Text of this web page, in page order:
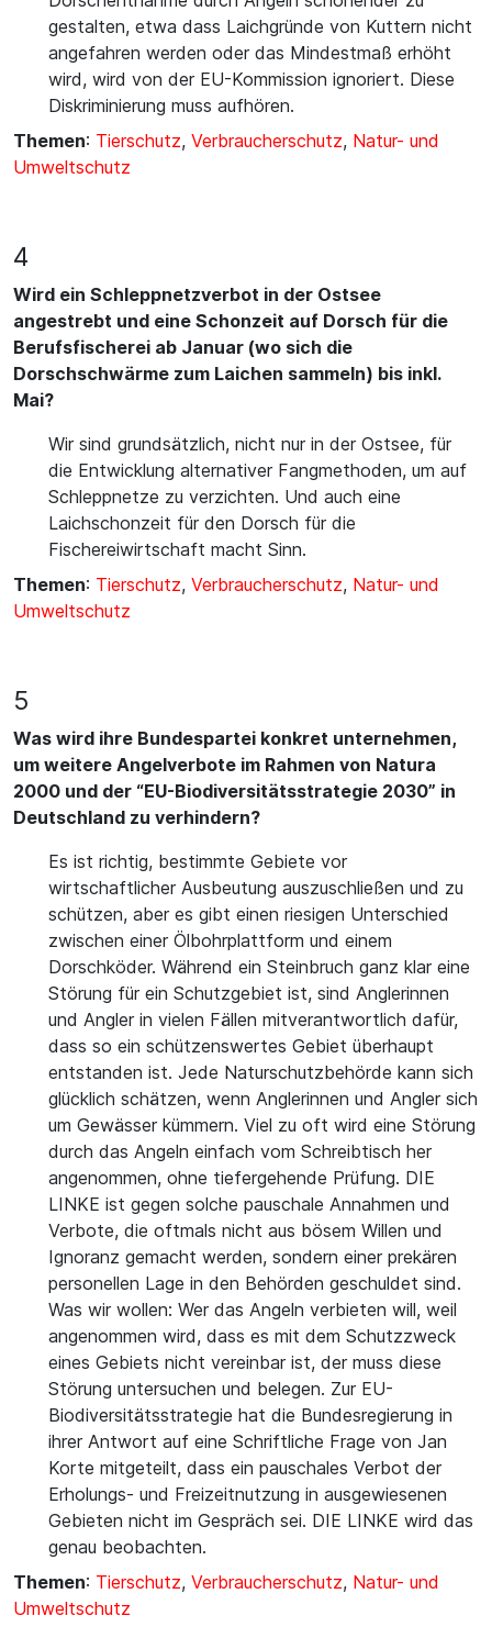
gestalten, etwa dass Laichgründe von Kuttern nicht
angefahren werden oder das Mindestmaß erhöht
wird, wird von der EU-Kommission ignoriert. Diese
Diskriminierung muss aufhören.
Themen: Tierschutz, Verbraucherschutz, Natur- und
Umweltschutz
4
Wird ein Schleppnetzverbot in der Ostsee
angestrebt und eine Schonzeit auf Dorsch für die
Berufsfischerei ab Januar (wo sich die
Dorschschwärme zum Laichen sammeln) bis inkl.
Mai?
Wir sind grundsätzlich, nicht nur in der Ostsee, für
die Entwicklung alternativer Fangmethoden, um auf
Schleppnetze zu verzichten. Und auch eine
Laichschonzeit für den Dorsch für die
Fischereiwirtschaft macht Sinn.
Themen: Tierschutz, Verbraucherschutz, Natur- und
Umweltschutz
5
Was wird ihre Bundespartei konkret unternehmen,
um weitere Angelverbote im Rahmen von Natura
2000 und der “EU-Biodiversitätsstrategie 2030” in
Deutschland zu verhindern?
Es ist richtig, bestimmte Gebiete vor
wirtschaftlicher Ausbeutung auszuschließen und zu
schützen, aber es gibt einen riesigen Unterschied
zwischen einer Ölbohrplattform und einem
Dorschköder. Während ein Steinbruch ganz klar eine
Störung für ein Schutzgebiet ist, sind Anglerinnen
und Angler in vielen Fällen mitverantwortlich dafür,
dass so ein schützenswertes Gebiet überhaupt
entstanden ist. Jede Naturschutzbehörde kann sich
glücklich schätzen, wenn Anglerinnen und Angler sich
um Gewässer kümmern. Viel zu oft wird eine Störung
durch das Angeln einfach vom Schreibtisch her
angenommen, ohne tiefergehende Prüfung. DIE
LINKE ist gegen solche pauschale Annahmen und
Verbote, die oftmals nicht aus bösem Willen und
Ignoranz gemacht werden, sondern einer prekären
personellen Lage in den Behörden geschuldet sind.
Was wir wollen: Wer das Angeln verbieten will, weil
angenommen wird, dass es mit dem Schutzzweck
eines Gebiets nicht vereinbar ist, der muss diese
Störung untersuchen und belegen. Zur EU-
Biodiversitätsstrategie hat die Bundesregierung in
ihrer Antwort auf eine Schriftliche Frage von Jan
Korte mitgeteilt, dass ein pauschales Verbot der
Erholungs- und Freizeitnutzung in ausgewiesenen
Gebieten nicht im Gespräch sei. DIE LINKE wird das
genau beobachten.
Themen: Tierschutz, Verbraucherschutz, Natur- und
Umweltschutz